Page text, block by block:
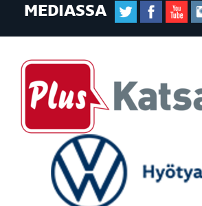
MEDIASSA